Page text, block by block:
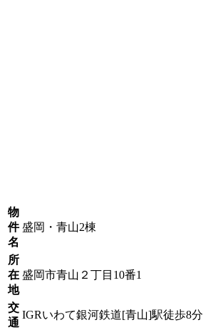
物
件
名
盛岡・青山2棟
所
在
地
盛岡市青山２丁目10番1
交
通
IGRいわて銀河鉄道[青山]駅徒歩8分